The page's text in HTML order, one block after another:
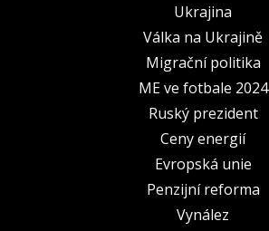
Ukrajina
Válka na Ukrajině
Migrační politika
ME ve fotbale 2024
Ruský prezident
Ceny energií
Evropská unie
Penzijní reforma
Vynález